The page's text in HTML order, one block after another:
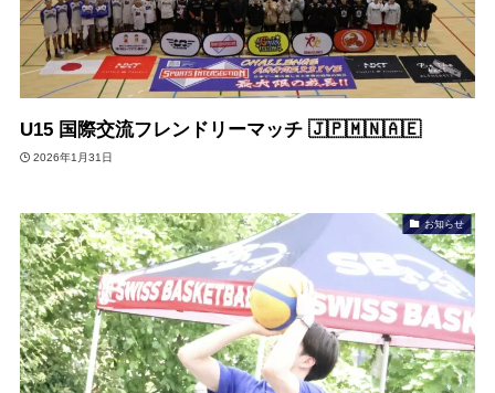
U15 国際交流フレンドリーマッチ 🇯🇵🇲🇳🇦🇪
2026年1月31日
お知らせ